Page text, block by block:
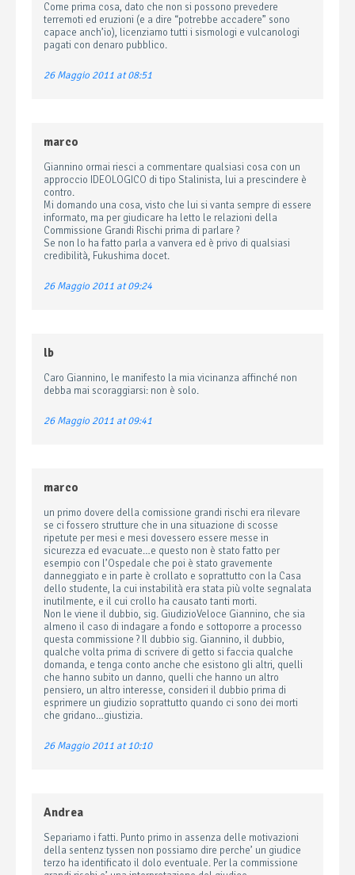
Come prima cosa, dato che non si possono prevedere
terremoti ed eruzioni (e a dire “potrebbe accadere” sono
capace anch’io), licenziamo tutti i sismologi e vulcanologi
pagati con denaro pubblico.
26 Maggio 2011 at 08:51
marco
Giannino ormai riesci a commentare qualsiasi cosa con un
approccio IDEOLOGICO di tipo Stalinista, lui a prescindere è
contro.
Mi domando una cosa, visto che lui si vanta sempre di essere
informato, ma per giudicare ha letto le relazioni della
Commissione Grandi Rischi prima di parlare ?
Se non lo ha fatto parla a vanvera ed è privo di qualsiasi
credibilità, Fukushima docet.
26 Maggio 2011 at 09:24
lb
Caro Giannino, le manifesto la mia vicinanza affinché non
debba mai scoraggiarsi: non è solo.
26 Maggio 2011 at 09:41
marco
un primo dovere della comissione grandi rischi era rilevare
se ci fossero strutture che in una situazione di scosse
ripetute per mesi e mesi dovessero essere messe in
sicurezza ed evacuate…e questo non è stato fatto per
esempio con l’Ospedale che poi è stato gravemente
danneggiato e in parte è crollato e soprattutto con la Casa
dello studente, la cui instabilità era stata più volte segnalata
inutilmente, e il cui crollo ha causato tanti morti.
Non le viene il dubbio, sig. GiudizioVeloce Giannino, che sia
almeno il caso di indagare a fondo e sottoporre a processo
questa commissione ? Il dubbio sig. Giannino, il dubbio,
qualche volta prima di scrivere di getto si faccia qualche
domanda, e tenga conto anche che esistono gli altri, quelli
che hanno subito un danno, quelli che hanno un altro
pensiero, un altro interesse, consideri il dubbio prima di
esprimere un giudizio soprattutto quando ci sono dei morti
che gridano…giustizia.
26 Maggio 2011 at 10:10
Andrea
Separiamo i fatti. Punto primo in assenza delle motivazioni
della sentenz tyssen non possiamo dire perche’ un giudice
terzo ha identificato il dolo eventuale. Per la commissione